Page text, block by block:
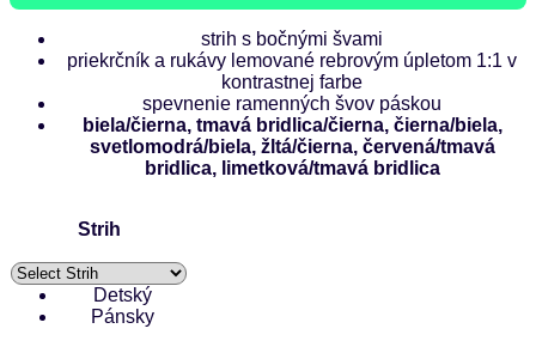
strih s bočnými švami
priekrčník a rukávy lemované rebrovým úpletom 1:1 v
kontrastnej farbe
spevnenie ramenných švov páskou
biela/čierna, tmavá bridlica/čierna, čierna/biela,
svetlomodrá/biela, žltá/čierna, červená/tmavá
bridlica, limetková/tmavá bridlica
Strih
Detský
Pánsky